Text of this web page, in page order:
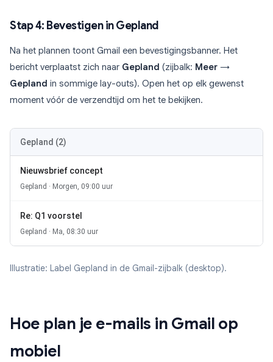
Stap 4: Bevestigen in Gepland
Na het plannen toont Gmail een bevestigingsbanner. Het
bericht verplaatst zich naar Gepland (zijbalk: Meer →
Gepland in sommige lay-outs). Open het op elk gewenst
moment vóór de verzendtijd om het te bekijken.
Gepland (2)
Nieuwsbrief concept
Gepland · Morgen, 09:00 uur
Re: Q1 voorstel
Gepland · Ma, 08:30 uur
Illustratie: Label Gepland in de Gmail-zijbalk (desktop).
Hoe plan je e-mails in Gmail op
mobiel